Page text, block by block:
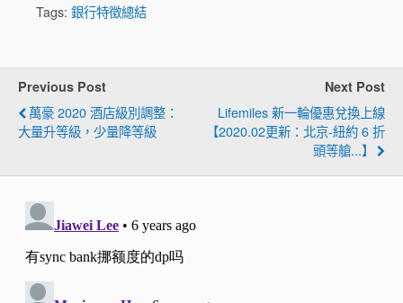
Tags: 銀行特徵總結
Previous Post
萬豪 2020 酒店級別調整：
大量升等級，少量降等級
Next Post
Lifemiles 新一輪優惠兌換上線
【2020.02更新：北京-紐約 6 折
頭等艙...】